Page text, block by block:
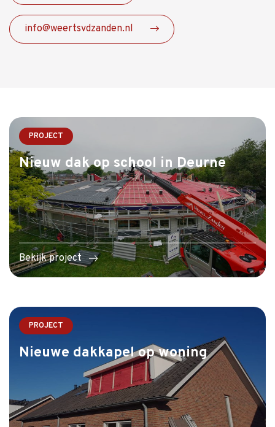
info@weertsvdzanden.nl
PROJECT
Nieuw dak op school in Deurne
Bekijk project
PROJECT
Nieuwe dakkapel op woning